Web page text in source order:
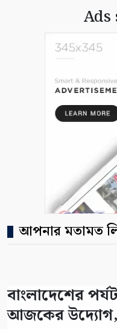
আপনার মতামত
বাংলাদেশের
আজকের উদ্যোগ,